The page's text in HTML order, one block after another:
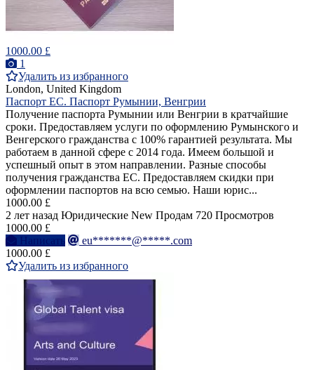
1000.00 £
1
Удалить из избранного
London, United Kingdom
Паспорт ЕС. Паспорт Румынии, Венгрии
Получение паспорта Румынии или Венгрии в кратчайшие
сроки. Предоставляем услуги по оформлению Румынского и
Венгерского гражданства с 100% гарантией результата. Мы
работаем в данной сфере с 2014 года. Имеем большой и
успешный опыт в этом направлении. Разные способы
получения гражданства ЕС. Предоставляем скидки при
оформлении паспортов на всю семью. Наши юрис...
1000.00 £
2 лет назад Юридические New Продам 720 Просмотров
1000.00 £
Написать
eu*******@*****.com
1000.00 £
Удалить из избранного